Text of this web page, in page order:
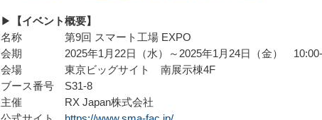
▶
【イベント概要】
名称 第9回 スマート工場 EXPO
会期 2025年1月22日（水）～2025年1月24日（金） 10:00-
会場 東京ビッグサイト 南展示棟4F
ブース番号 S31-8
主催 RX Japan株式会社